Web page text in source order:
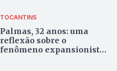
TOCANTINS
Palmas, 32 anos: uma
reflexão sobre o
fenômeno expansionista